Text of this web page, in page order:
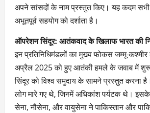
अपने सांसदों के नाम प्रस्तुत किए। यह कदम
अभूतपूर्व सहयोग को दर्शाता है।
ऑपरेशन सिंदूर: आतंकवाद के खिलाफ भारत की
इन प्रतिनिधिमंडलों का मुख्य फोकस जम्मू-
अप्रैल 2025 को हुए आतंकी हमले के जवाब में
सिंदूर को विश्व समुदाय के सामने प्रस्तुत करना
लोग मारे गए थे, जिनमें अधिकांश पर्यटक थे। इसके
सेना, नौसेना, और वायुसेना ने पाकिस्तान और